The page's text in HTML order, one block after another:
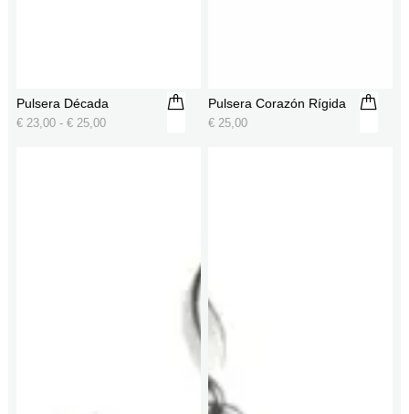
Pulsera Década
€23,00 - €25,00
Pulsera Corazón Rígida
€ 25,00